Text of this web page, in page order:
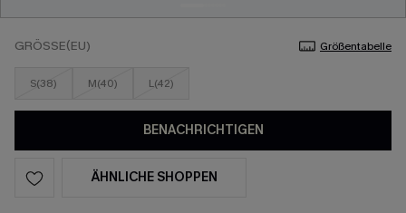
GRÖSSE(EU) Größentabelle
S(38) M(40) L(42)
BENACHRICHTIGEN
ÄHNLICHE SHOPPEN